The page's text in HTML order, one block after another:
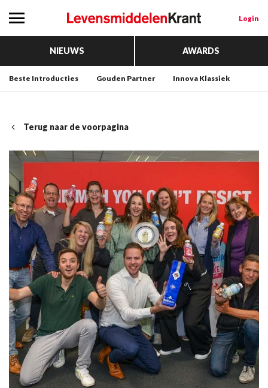
Login
NIEUWS AWARDS
Beste Introducties Gouden Partner Innova Klassiek
Terug naar de voorpagina